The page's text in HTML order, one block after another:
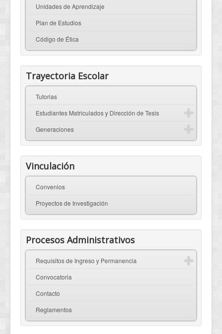
Unidades de Aprendizaje
Plan de Estudios
Código de Ética
Trayectoria Escolar
Tutorias
Estudiantes Matriculados y Dirección de Tesis
Generaciones
Vinculación
Convenios
Proyectos de Investigación
Procesos Administrativos
Requisitos de Ingreso y Permanencia
Convocatoria
Contacto
Reglamentos